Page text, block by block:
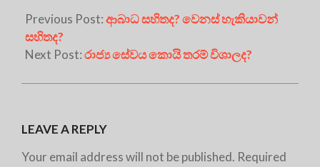
Previous Post:ආබාධ සහිතද? වෙනස් හැකියාවන්
සහිතද?
Next Post:රාජ්‍ය සේවය කොයි තරම් විශාලද?
LEAVE A REPLY
Your email address will not be published. Required